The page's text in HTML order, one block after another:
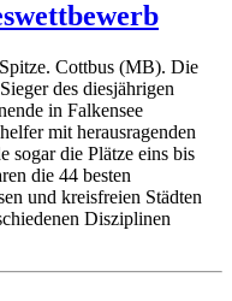
Cottbus (MB). Die
des diesjährigen
in Falkensee
mit herausragenden
sogar die Plätze eins bis
die 44 besten
und kreisfreien Städten
Disziplinen